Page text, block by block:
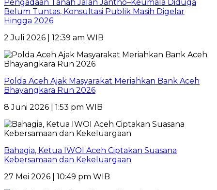
Pengadaan Tanah Jalan Jantho–Keumala Diduga
Belum Tuntas, Konsultasi Publik Masih Digelar
Hingga 2026
2 Juli 2026 | 12:39 am WIB
Polda Aceh Ajak Masyarakat Meriahkan Bank Aceh
Bhayangkara Run 2026
8 Juni 2026 | 1:53 pm WIB
Bahagia, Ketua IWOI Aceh Ciptakan Suasana
Kebersamaan dan Kekeluargaan
27 Mei 2026 | 10:49 pm WIB